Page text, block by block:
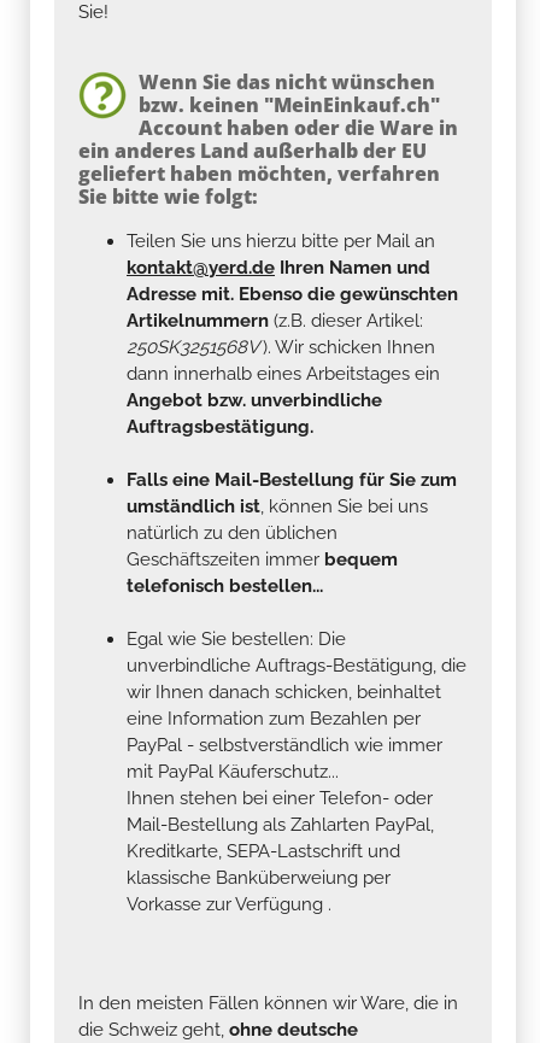
Sie!
Wenn Sie das nicht wünschen
bzw. keinen "MeinEinkauf.ch"
Account haben oder die Ware in
ein anderes Land außerhalb der EU
geliefert haben möchten, verfahren
Sie bitte wie folgt:
Teilen Sie uns hierzu bitte per Mail an
kontakt@yerd.de Ihren Namen und
Adresse mit. Ebenso die gewünschten
Artikelnummern (z.B. dieser Artikel:
250SK3251568V). Wir schicken Ihnen
dann innerhalb eines Arbeitstages ein
Angebot bzw. unverbindliche
Auftragsbestätigung.
Falls eine Mail-Bestellung für Sie zum
umständlich ist, können Sie bei uns
natürlich zu den üblichen
Geschäftszeiten immer bequem
telefonisch bestellen...
Egal wie Sie bestellen: Die
unverbindliche Auftrags-Bestätigung, die
wir Ihnen danach schicken, beinhaltet
eine Information zum Bezahlen per
PayPal - selbstverständlich wie immer
mit PayPal Käuferschutz...
Ihnen stehen bei einer Telefon- oder
Mail-Bestellung als Zahlarten PayPal,
Kreditkarte, SEPA-Lastschrift und
klassische Banküberweiung per
Vorkasse zur Verfügung .
In den meisten Fällen können wir Ware, die in
die Schweiz geht, ohne deutsche